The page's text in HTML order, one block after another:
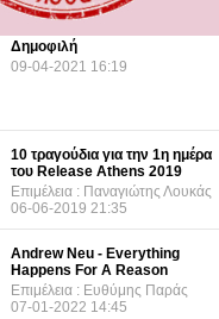
Δημοφιλή
09-04-2021 16:19
10 τραγούδια για την 1η ημέρα
του Release Athens 2019
Επιμέλεια : Παναγιώτης Λουκάς
06-06-2019 21:35
Andrew Neu - Everything
Happens For A Reason
Επιμέλεια : Ευθύμης Παράς
07-01-2022 14:45